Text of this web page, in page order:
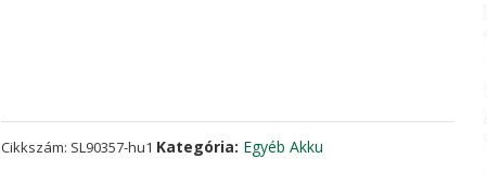
mennyiség
Cikkszám: SL90357-hu1 Kategória: Egyéb Akku